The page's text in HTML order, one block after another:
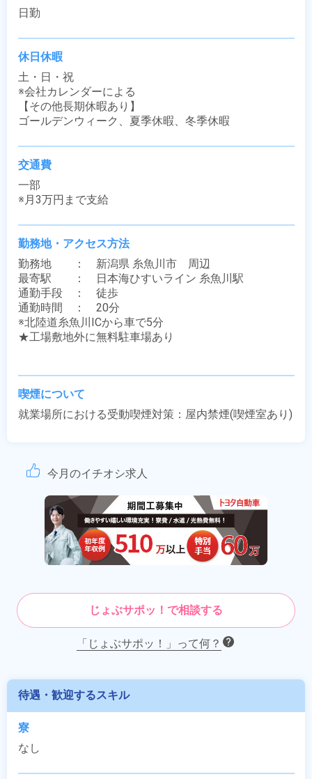
日勤
休日休暇
土・日・祝
※会社カレンダーによる
【その他長期休暇あり】
ゴールデンウィーク、夏季休暇、冬季休暇
交通費
一部
※月3万円まで支給
勤務地・アクセス方法
勤務地　　：　新潟県 糸魚川市　周辺
最寄駅　　：　日本海ひすいライン 糸魚川駅
通勤手段　：　徒歩
通勤時間　：　20分
※北陸道糸魚川ICから車で5分
★工場敷地外に無料駐車場あり
喫煙について
就業場所における受動喫煙対策：屋内禁煙(喫煙室あり)
今月のイチオシ求人
じょぶサポッ！で相談する
「じょぶサポッ！」って何？
待遇・歓迎するスキル
寮
なし